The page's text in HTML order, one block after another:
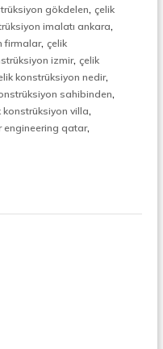
,
M
e
t
a
e
p
gökdelen, çelik
imalatı ankara,
firmalar, çelik
izmir, çelik
konstrüksiyon nedir,
sahibinden,
konstrüksiyon villa,
engineering qatar,